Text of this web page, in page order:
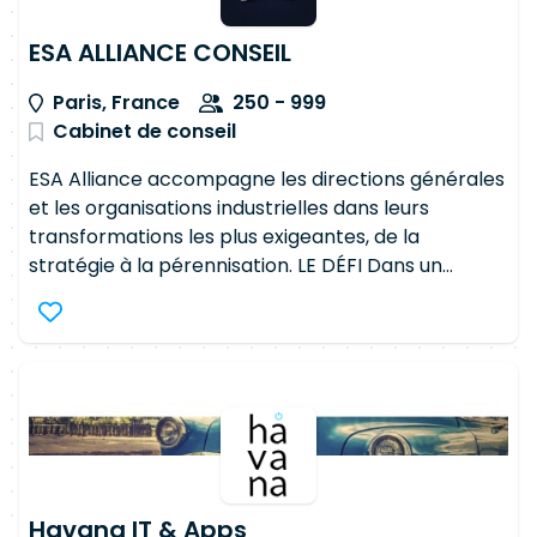
ESA ALLIANCE CONSEIL
Paris, France
250 - 999
Cabinet de conseil
ESA Alliance accompagne les directions générales
et les organisations industrielles dans leurs
transformations les plus exigeantes, de la
stratégie à la pérennisation. LE DÉFI Dans un
environnement de plus en plus réglementé et
volatile, les entreprises peinent à aligner leurs
transformation s'éternisent, dépassent les
budgets, et peinent à démontrer leur valeur réelle.
NOTRE APPROCHE Nous avons conçu un modèle
intégré où le conseil stratégique, l'ingénierie de la
gouvernance et l'excellence opérationnelle sont
Havana IT & Apps